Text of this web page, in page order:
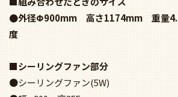
度
■シーリングファン部分
●幅φ900・高255
（ローゼットアダプタ使用時 高273）